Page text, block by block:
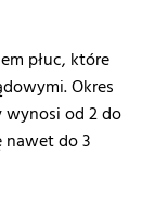
płuc, które
Okres
od 2 do
nawet do 3